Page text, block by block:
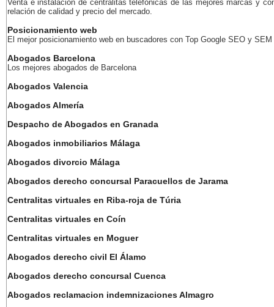
Venta e instalación de centralitas telefónicas de las mejores marcas y
relación de calidad y precio del mercado.
Posicionamiento web
El mejor posicionamiento web en buscadores con Top Google SEO y SEM
Abogados Barcelona
Los mejores abogados de Barcelona
Abogados Valencia
Abogados Almería
Despacho de Abogados en Granada
Abogados inmobiliarios Málaga
Abogados divorcio Málaga
Abogados derecho concursal Paracuellos de Jarama
Centralitas virtuales en Riba-roja de Túria
Centralitas virtuales en Coín
Centralitas virtuales en Moguer
Abogados derecho civil El Álamo
Abogados derecho concursal Cuenca
Abogados reclamacion indemnizaciones Almagro